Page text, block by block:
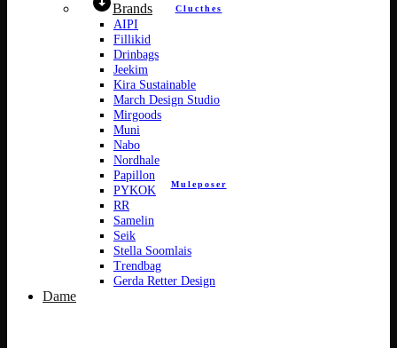
Brands
AIPI
Fillikid
Drinbags
Jeekim
Kira Sustainable
March Design Studio
Mirgoods
Muni
Nabo
Nordhale
Papillon
PYKOK
RR
Samelin
Seik
Stella Soomlais
Trendbag
Gerda Retter Design
Dame
Clucthes
Muleposer